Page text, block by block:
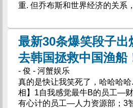
重. 但乔布斯和世界经济的关系
最新30条爆笑段子出
去韩国拯救中国渔船
- 俊 - 河蟹娱乐
真的是快让我笑死了，哈哈哈
相】1自我感觉最牛B的员工—
有心计的员工—人力资源部；3